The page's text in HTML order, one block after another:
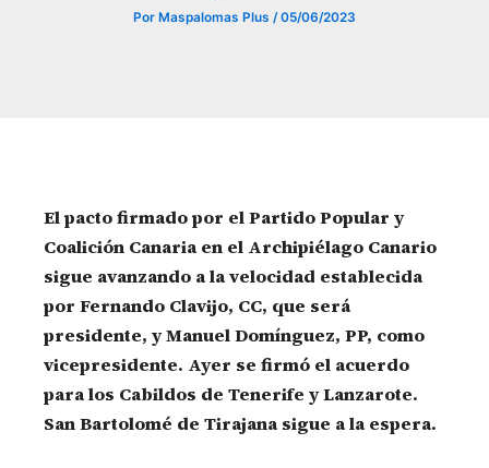
Por Maspalomas Plus /05/06/2023
El pacto firmado por el Partido Popular y
Coalición Canaria en el Archipiélago Canario
sigue avanzando a la velocidad establecida
por Fernando Clavijo, CC, que será
presidente, y Manuel Domínguez, PP, como
vicepresidente. Ayer se firmó el acuerdo
para los Cabildos de Tenerife y Lanzarote.
San Bartolomé de Tirajana sigue a la espera.